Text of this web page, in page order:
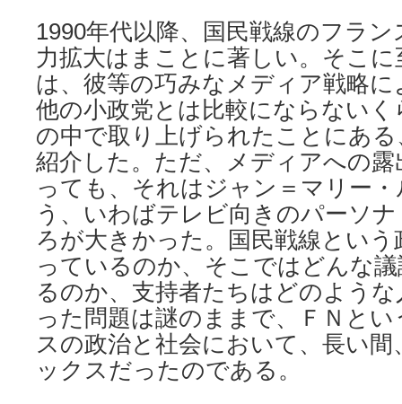
1990年代以降、国民戦線のフラ
力拡大はまことに著しい。そこ
は、彼等の巧みなメディア戦略
他の小政党とは比較にならない
の中で取り上げられたことにあ
紹介した。ただ、メディアへの
っても、それはジャン＝マリー
う、いわばテレビ向きのパーソ
ろが大きかった。国民戦線とい
っているのか、そこではどんな
るのか、支持者たちはどのよう
った問題は謎のままで、ＦＮと
スの政治と社会において、長い
ックスだったのである。